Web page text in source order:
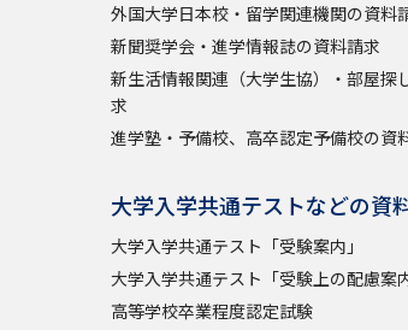
外国大学日本校・留学関連機関の資料
新聞奨学会・進学情報誌の資料請求
新生活情報関連（大学生協）・部屋探
求
進学塾・予備校、高卒認定予備校の資
大学入学共通テストなどの資
大学入学共通テスト「受験案内」
大学入学共通テスト「受験上の配慮案内
高等学校卒業程度認定試験